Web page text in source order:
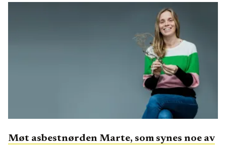
Møt asbestnørden Marte, som synes noe av